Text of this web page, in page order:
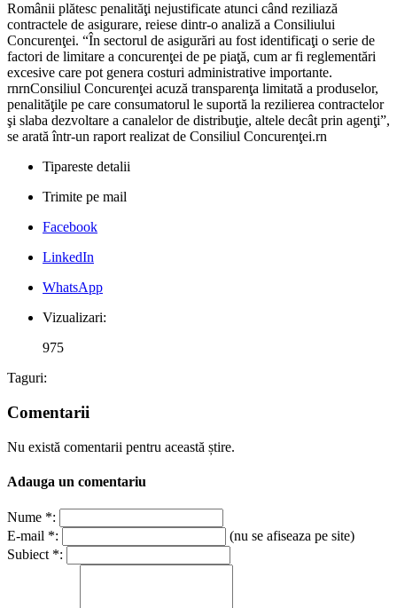
Românii plătesc penalităţi nejustificate atunci când reziliază
contractele de asigurare, reiese dintr-o analiză a Consiliului
Concurenţei. “În sectorul de asigurări au fost identificaţi o serie de
factori de limitare a concurenţei de pe piaţă, cum ar fi reglementări
excesive care pot genera costuri administrative importante.
rnrnConsiliul Concurenţei acuză transparenţa limitată a produselor,
penalităţile pe care consumatorul le suportă la rezilierea contractelor
şi slaba dezvoltare a canalelor de distribuţie, altele decât prin agenţi”,
se arată într-un raport realizat de Consiliul Concurenţei.rn
Tipareste detalii
Trimite pe mail
Facebook
LinkedIn
WhatsApp
Vizualizari:
975
Taguri:
Comentarii
Nu există comentarii pentru această știre.
Adauga un comentariu
Nume *:
E-mail *:
(nu se afiseaza pe site)
Subiect *: